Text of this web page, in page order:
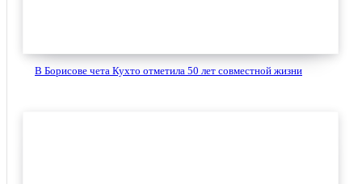
В Борисове чета Кухто отметила 50 лет совместной жизни